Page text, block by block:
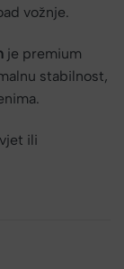
vožnje.
je premium
stabilnost,
ili